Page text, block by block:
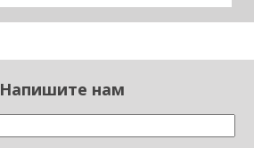
Напишите нам